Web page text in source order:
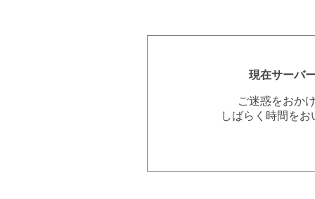
現在サーバ
ご迷惑をおか
しばらく時間を